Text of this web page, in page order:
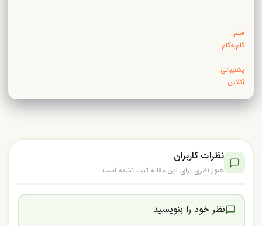
فیلم
گام‌به‌گام
پشتیبانی
آنلاین
نظرات کاربران
هنوز نظری برای این مقاله ثبت نشده است
نظر خود را بنویسید